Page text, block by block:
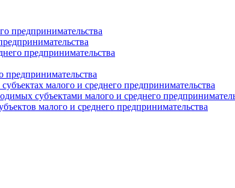
предпринимательства
предпринимательства
предпринимательства
малого и среднего предпринимательства
субъектами малого и среднего
малого и среднего предпринимательства